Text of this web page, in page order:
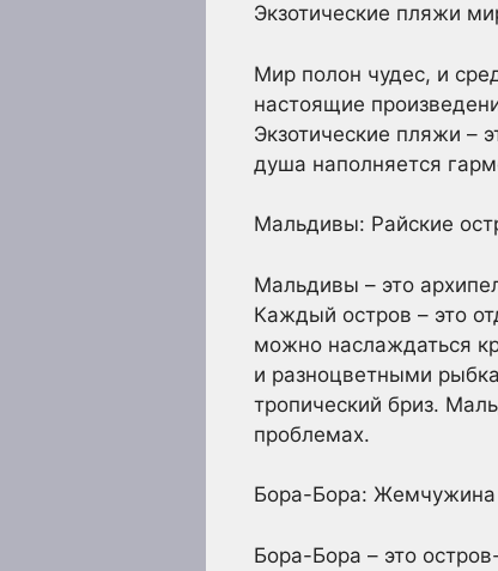
Экзотические пляжи
Мир полон чудес, и
настоящие
Экзотические пляжи –
душа наполняется
Мальдивы: Райские
Мальдивы – это
Каждый остров – это
можно наслаждаться
и разноцветными
тропический бриз.
проблемах.
Бора-Бора: Жемчужина
Бора-Бора – это